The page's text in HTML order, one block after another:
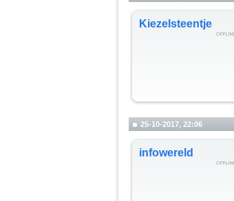
Kiezelsteentje
25-10-2017, 22:06
infowereld